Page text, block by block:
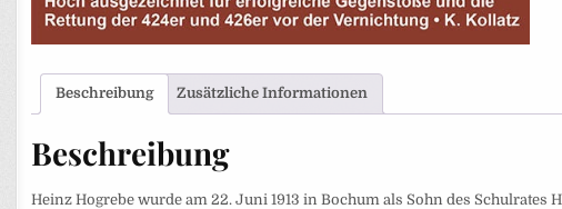
Beschreibung Zusätzliche Informationen
Beschreibung
Heinz Hogrebe wurde am 22. Juni 1913 in Bochum als Sohn des